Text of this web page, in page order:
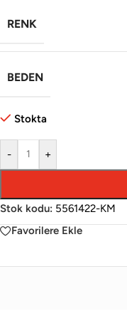
RENK
BEDEN
Stokta
- +
Stok kodu: 5561422-KM
Favorilere Ekle